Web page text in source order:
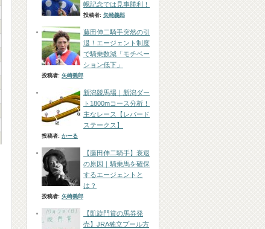
幌記念では見事勝利！
投稿者: 矢崎義郎
藤田伸二騎手突然の引
退！エージェント制度
で騎乗数減「モチベー
ション低下」
投稿者: 矢崎義郎
新潟競馬場｜新潟ダー
ト1800mコース分析！
主なレース【レパード
ステークス】
投稿者: かーる
【藤田伸二騎手】衰退
の原因｜騎乗馬を確保
するエージェントと
は？
投稿者: 矢崎義郎
【凱旋門賞の馬券発
売】JRA独立プール方